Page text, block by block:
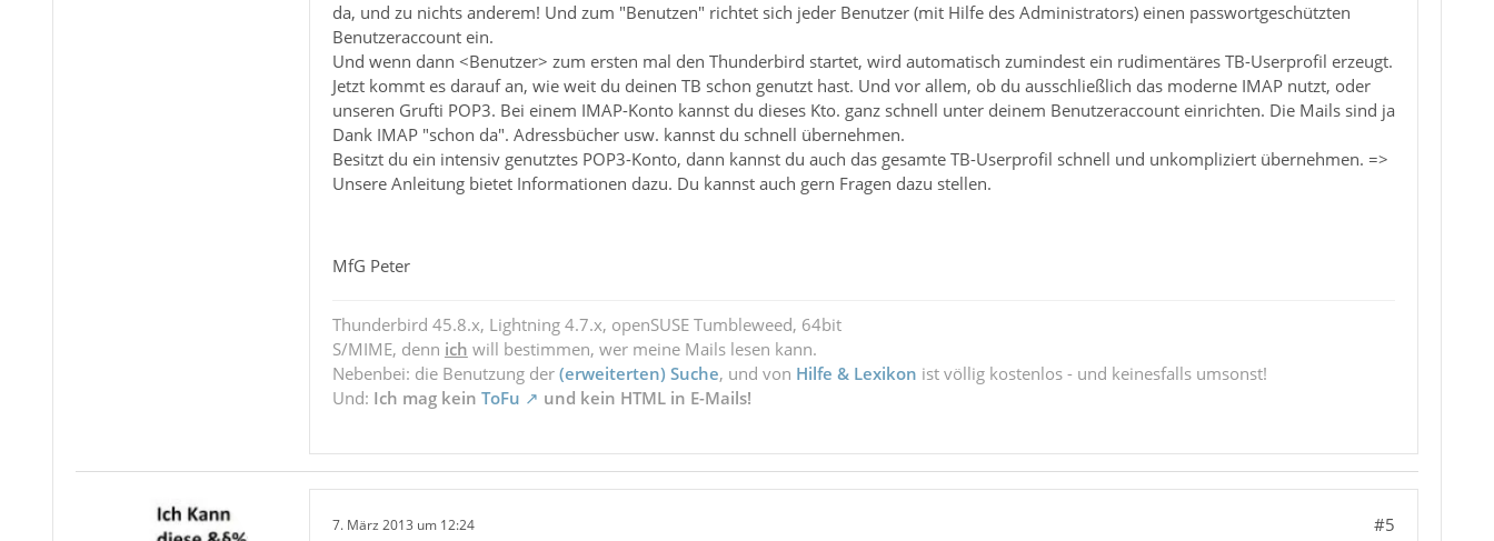
da, und zu nichts anderem! Und zum "Benutzen" richtet sich jeder Benutzer (mit Hilfe des Administrators) einen passwortgeschützten
Benutzeraccount ein.
Und wenn dann <Benutzer> zum ersten mal den Thunderbird startet, wird automatisch zumindest ein rudimentäres TB-Userprofil erzeugt.
Jetzt kommt es darauf an, wie weit du deinen TB schon genutzt hast. Und vor allem, ob du ausschließlich das moderne IMAP nutzt, oder
unseren Grufti POP3. Bei einem IMAP-Konto kannst du dieses Kto. ganz schnell unter deinem Benutzeraccount einrichten. Die Mails sind ja
Dank IMAP "schon da". Adressbücher usw. kannst du schnell übernehmen.
Besitzt du ein intensiv genutztes POP3-Konto, dann kannst du auch das gesamte TB-Userprofil schnell und unkompliziert übernehmen. =>
Unsere Anleitung bietet Informationen dazu. Du kannst auch gern Fragen dazu stellen.
MfG Peter
Thunderbird 45.8.x, Lightning 4.7.x, openSUSE Tumbleweed, 64bit
S/MIME, denn ich will bestimmen, wer meine Mails lesen kann.
Nebenbei: die Benutzung der (erweiterten) Suche, und von Hilfe & Lexikon ist völlig kostenlos - und keinesfalls umsonst!
Und: Ich mag kein ToFu und kein HTML in E-Mails!
7. März 2013 um 12:24 #5